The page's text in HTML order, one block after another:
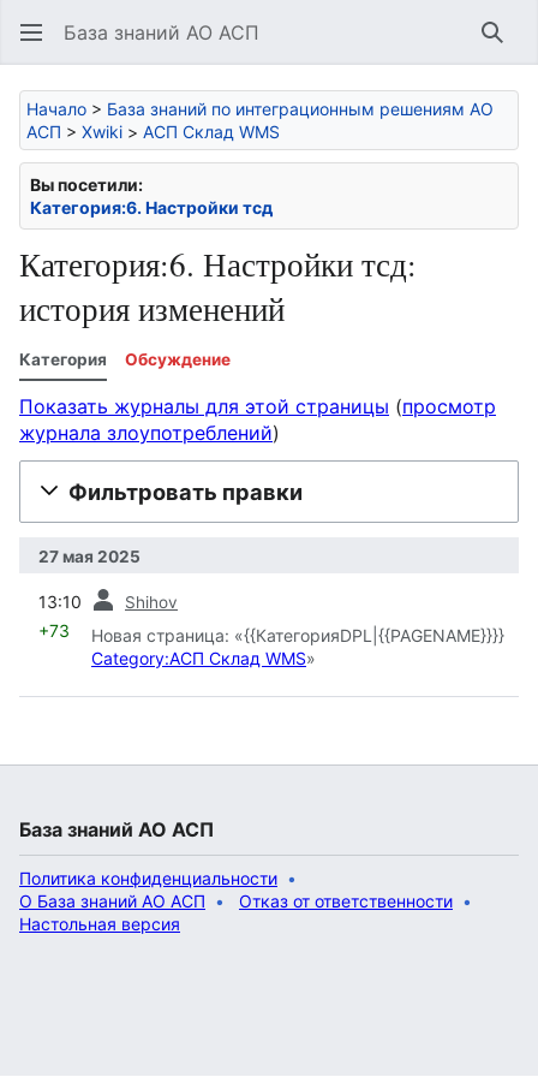
База знаний АО АСП
Начало > База знаний по интеграционным решениям АО
АСП > Xwiki > АСП Склад WMS
Вы посетили:
Категория:6. Настройки тсд
Категория:6. Настройки тсд:
история изменений
Категория Обсуждение
Показать журналы для этой страницы (просмотр
журнала злоупотреблений)
Фильтровать правки
27 мая 2025
13:10 Shihov
+73
Новая страница: «{{КатегорияDPL|{{PAGENAME}}}}
Category:АСП Склад WMS»
База знаний АО АСП
Политика конфиденциальности
О База знаний АО АСП
Отказ от ответственности
Настольная версия